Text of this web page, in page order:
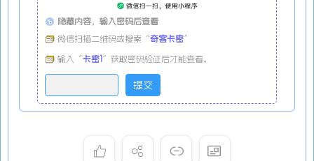
隐藏内容，输入密码后查看
微信扫描二维码或搜索“奇客卡密”
输入“卡密1 ”获取密码验证后才能查看。